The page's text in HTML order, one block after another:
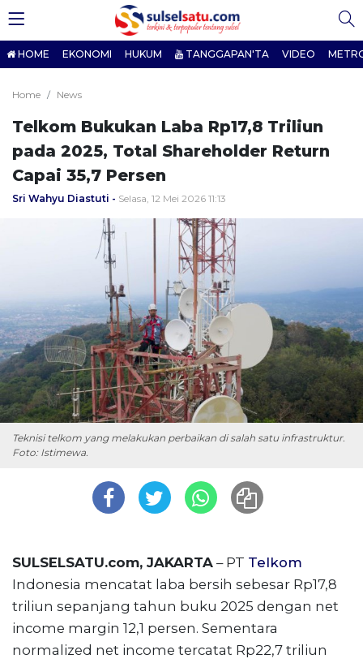
HOME EKONOMI HUKUM TANGGAPAN'TA VIDEO
Home News
Telkom Bukukan Laba Rp17,8 Triliun
pada 2025, Total Shareholder Return
Capai 35,7 Persen
Sri Wahyu Diastuti Selasa, 12 Mei 2026 11:13
Teknisi telkom yang melakukan perbaikan di salah satu infrastruktur.
Foto: Istimewa.
SULSELSATU.com, JAKARTA – PT Telkom
Indonesia mencatat laba bersih sebesar Rp17,8
triliun sepanjang tahun buku 2025 dengan net
income margin 12,1 persen. Sementara
normalized net income tercatat Rp22,7 triliun